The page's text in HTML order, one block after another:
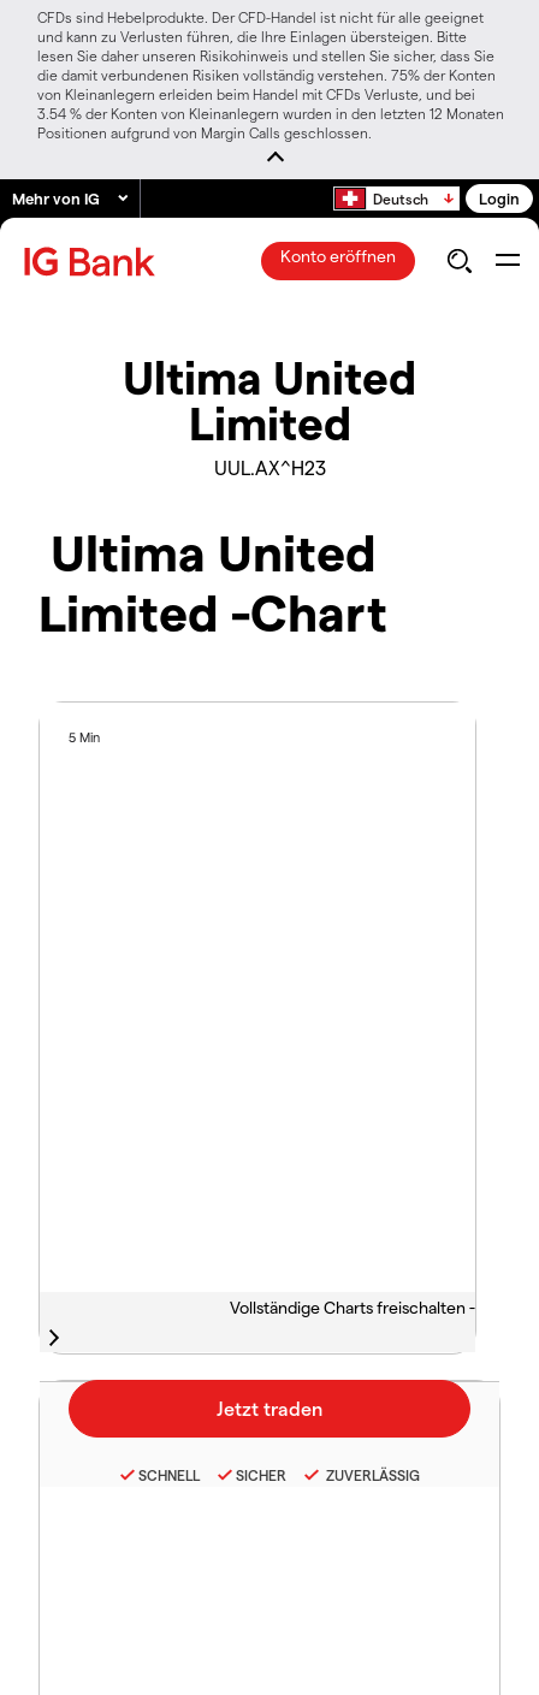
CFDs sind Hebelprodukte. Der CFD-Handel ist nicht für alle geeignet
und kann zu Verlusten führen, die Ihre Einlagen übersteigen. Bitte
lesen Sie daher unseren Risikohinweis und stellen Sie sicher, dass Sie
die damit verbundenen Risiken vollständig verstehen. 75% der Konten
von Kleinanlegern erleiden beim Handel mit CFDs Verluste, und bei
3.54 % der Konten von Kleinanlegern wurden in den letzten 12 Monaten
Positionen aufgrund von Margin Calls geschlossen.
Mehr von IG Deutsch Login
Konto eröffnen
Ultima United
Limited
UUL.AX^H23
Ultima United
Limited -Chart
5 Min
Vollständige Charts freischalten -
SCHNELL SICHER ZUVERLÄSSIG